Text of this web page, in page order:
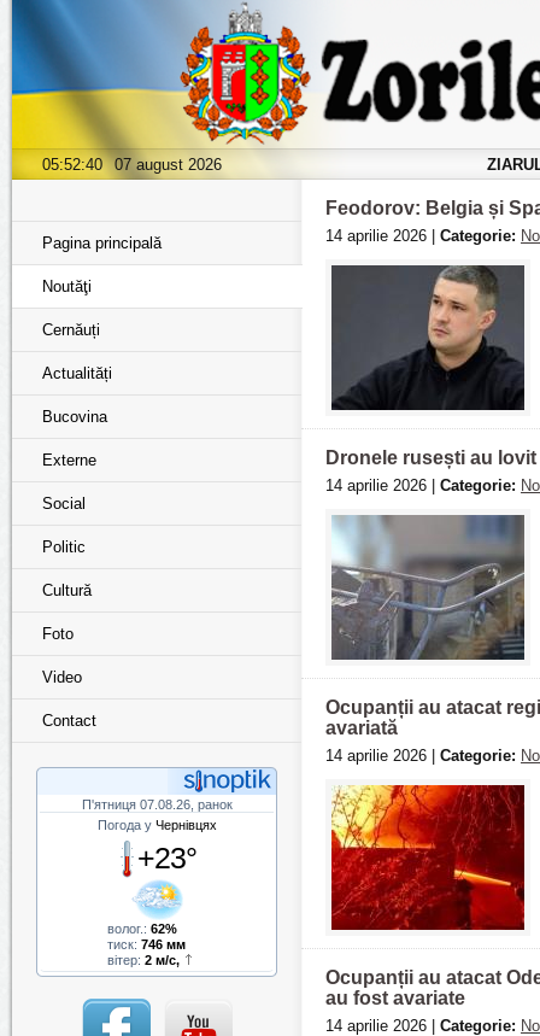
05:52:42 07 august 2026
Pagina principală
Noutăţi
Cernăuți
Actualități
Bucovina
Externe
Social
Politic
Cultură
Foto
Video
Contact
П'ятниця 07.08.26, ранок
Погода у Чернівцях
+23°
волог.: 62%
тиск: 746 мм
вітер: 2 м/с,
Feodorov: Belgia și
14 aprilie 2026 | Categorie:
Dronele rusești au
14 aprilie 2026 | Categorie:
Ocupanții au atacat
avariată
14 aprilie 2026 | Categorie:
Ocupanții au atacat
au fost avariate
14 aprilie 2026 | Categorie: